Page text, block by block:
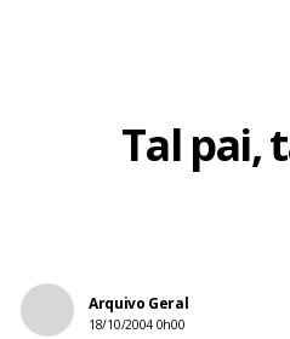
Tal pai,
Arquivo Geral
18/10/2004 0h00